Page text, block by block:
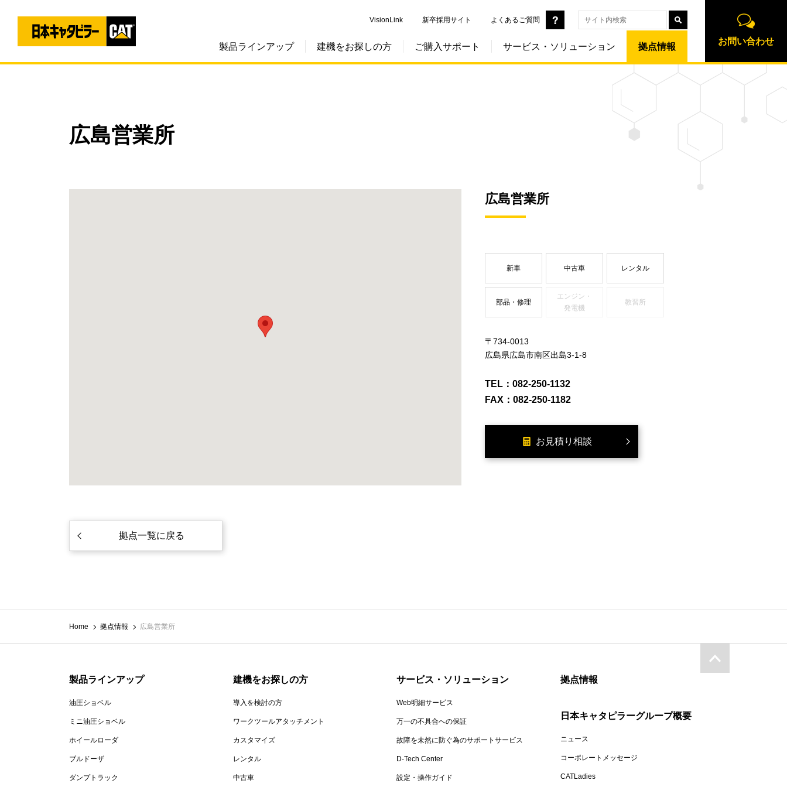
VisionLink 新卒採用サイト よくあるご質問
製品ラインアップ 建機をお探しの方 ご購入サポート サービス・ソリューション 拠点情報
お問い合わせ
広島営業所
広島営業所
新車 中古車 レンタル
部品・修理
エンジン・
発電機
教習所
〒734-0013
広島県広島市南区出島3-1-8
TEL： 082-250-1132
FAX： 082-250-1182
お見積り相談
拠点一覧に戻る
Home 拠点情報 広島営業所
製品ラインアップ
油圧ショベル
ミニ油圧ショベル
ホイールローダ
ブルドーザ
ダンプトラック
建機をお探しの方
導入を検討の方
ワークツールアタッチメント
カスタマイズ
レンタル
中古車
サービス・ソリューション
Web明細サービス
万一の不具合への保証
故障を未然に防ぐ為のサポートサービス
D-Tech Center
設定・操作ガイド
拠点情報
日本キャタピラーグループ概要
ニュース
コーポレートメッセージ
CATLadies